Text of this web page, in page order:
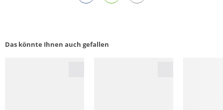
Das könnte Ihnen auch gefallen